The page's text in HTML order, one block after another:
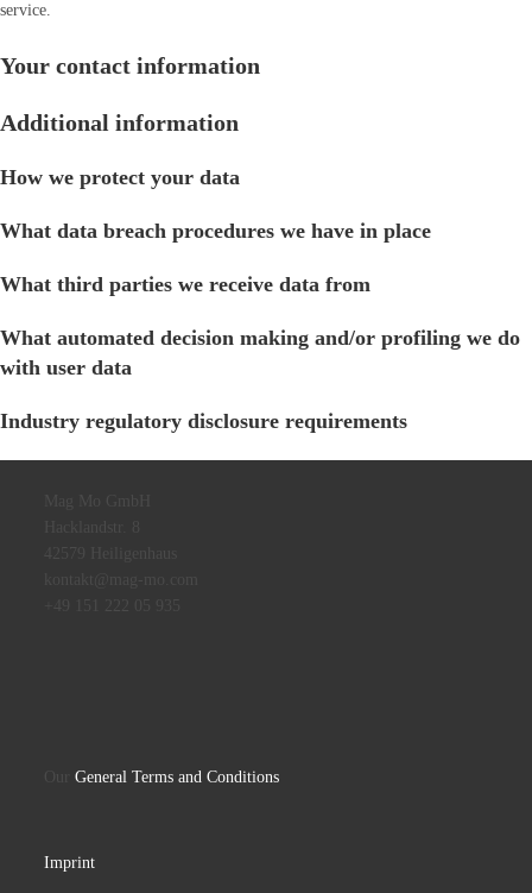
service.
Your contact information
Additional information
How we protect your data
What data breach procedures we have in place
What third parties we receive data from
What automated decision making and/or profiling we do
with user data
Industry regulatory disclosure requirements
OurGeneral Terms and Conditions
Imprint